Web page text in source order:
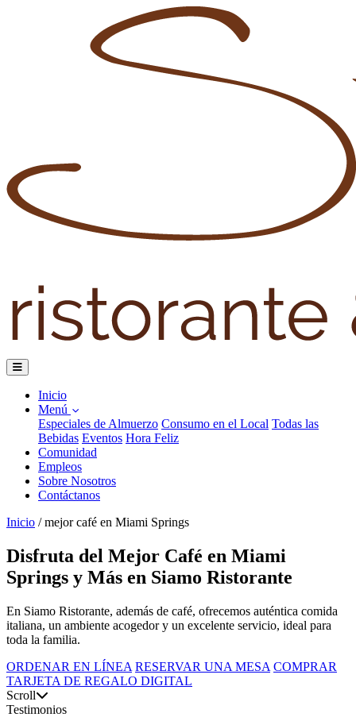
Inicio
Menú
Especiales de Almuerzo Consumo en el Local Todas las
Bebidas Eventos Hora Feliz
Comunidad
Empleos
Sobre Nosotros
Contáctanos
Inicio / mejor café en Miami Springs
Disfruta del Mejor Café en Miami
Springs y Más en Siamo Ristorante
En Siamo Ristorante, además de café, ofrecemos auténtica comida
italiana, un ambiente acogedor y un excelente servicio, ideal para
toda la familia.
ORDENAR EN LÍNEA RESERVAR UNA MESA COMPRAR
TARJETA DE REGALO DIGITAL
Scroll
Testimonios